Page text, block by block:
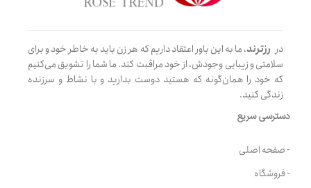
در رزترند، ما به این باور اعتقاد داریم که هر زن باید به خاطر خود و برای
سلامتی و زیبایی وجودش، از خود مراقبت کند. ما شما را تشویق می‌کنیم
که خود را همان‌گونه که هستید دوست بدارید و با نشاط و سرزنده
زندگی کنید.
دسترسی سریع
- صفحه اصلی
- فروشگاه